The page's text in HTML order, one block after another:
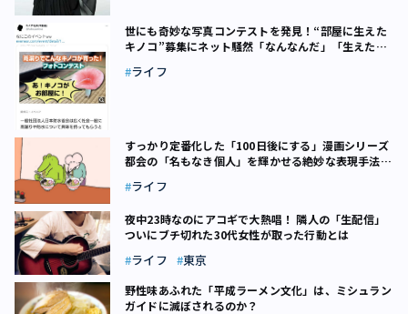
世にも奇妙な写真コンテストを発見！“部屋に生えた
キノコ”募集にネット騒然「なんなんだ」「生えたこ
ライフ
すっかり定番化した「100日後にする」漫画シリーズ
都会の「名もなき個人」を輝かせる絶妙な表現手法と
ライフ
夜中23時なのにアコギで大熱唱！ 隣人の「生配信」
ついにブチ切れた30代女性が取った行動とは
ライフ 東京
野性味あふれた「平成ラーメン文化」は、ミシュラン
ガイドに滅ぼされるのか？